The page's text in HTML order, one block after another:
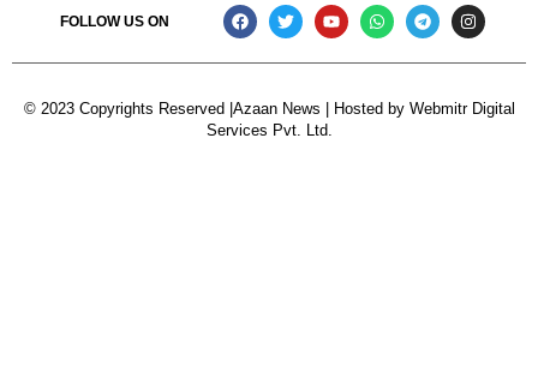
FOLLOW US ON
© 2023 Copyrights Reserved |Azaan News | Hosted by Webmitr Digital
Services Pvt. Ltd.